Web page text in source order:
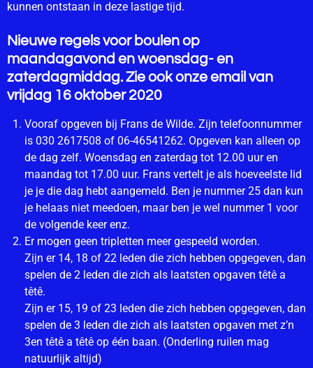
kunnen ontstaan in deze lastige tijd.
Nieuwe regels voor boulen op
maandagavond en woensdag- en
zaterdagmiddag. Zie ook onze email van
vrijdag 16 oktober 2020
Vooraf opgeven bij Frans de Wilde. Zijn telefoonnummer
is 030 2617508 of 06-46541262. Opgeven kan alleen op
de dag zelf. Woensdag en zaterdag tot 12.00 uur en
maandag tot 17.00 uur. Frans vertelt je als hoeveelste lid
je je die dag hebt aangemeld. Ben je nummer 25 dan kun
je helaas niet meedoen, maar ben je wel nummer 1 voor
de volgende keer enz.
Er mogen geen tripletten meer gespeeld worden.
Zijn er 14, 18 of 22 leden die zich hebben opgegeven, dan
spelen de 2 leden die zich als laatsten opgaven têtê a
têtê.
Zijn er 15, 19 of 23 leden die zich hebben opgegeven, dan
spelen de 3 leden die zich als laatsten opgaven met z’n
3en têtê a têtê op één baan. (Onderling ruilen mag
natuurlijk altijd)